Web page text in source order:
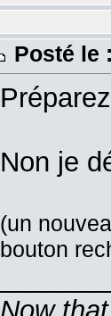
Posté le :
Non je
(un
bouton